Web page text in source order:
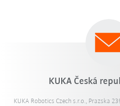
KUKA Česká
KUKA Robotics Czech s.r.o., Prazska